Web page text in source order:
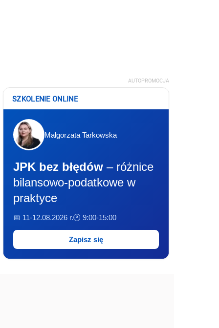
AUTOPROMOCJA
SZKOLENIE ONLINE
Małgorzata Tarkowska
JPK bez błędów – różnice
bilansowo-podatkowe w
praktyce
📅 11-12.08.2026 r.🕐 9:00-15:00
Zapisz się